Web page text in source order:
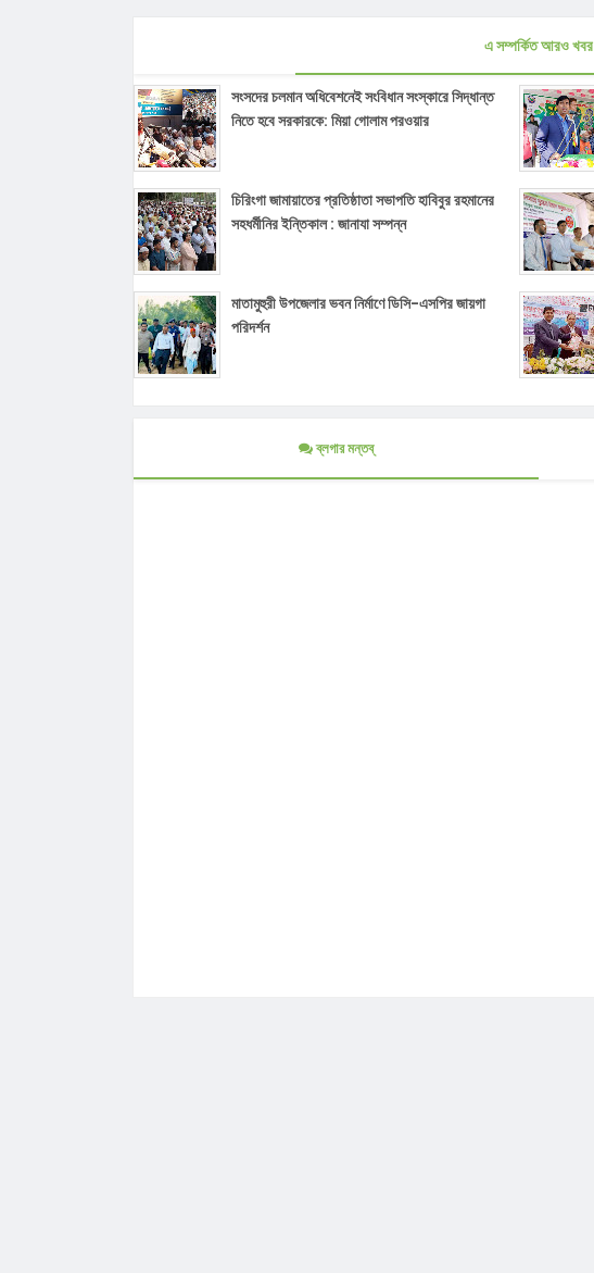
এ সম্পর্কিত আরও খবর
সংসদের চলমান অধিবেশনেই সংবিধান সংস্কারে সিদ্ধান্ত
নিতে হবে সরকারকে: মিয়া গোলাম পরওয়ার
চিরিংগা জামায়াতের প্রতিষ্ঠাতা সভাপতি হাবিবুর রহমানের
সহধর্মীনির ইন্তিকাল : জানাযা সম্পন্ন
মাতামুহুরী উপজেলার ভবন নির্মাণে ডিসি-এসপির জায়গা
পরিদর্শন
ব্লগার মন্তব্